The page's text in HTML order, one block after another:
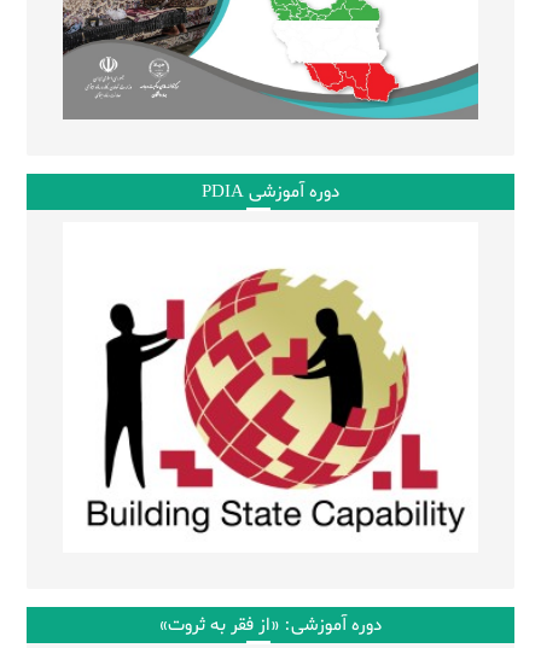
دوره آموزشی PDIA
دوره آموزشی: «از فقر به ثروت»